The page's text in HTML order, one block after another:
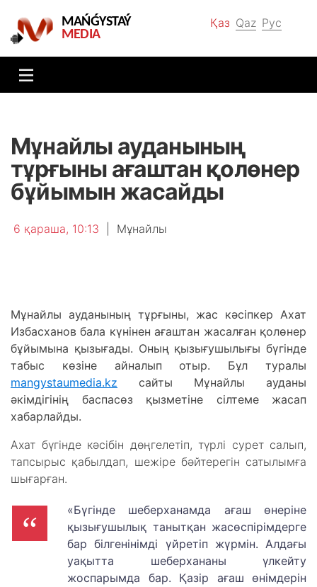
Қаз Qaz Рус
MAŃǴYSTAÝ
MEDIA
Мұнайлы ауданының
тұрғыны ағаштан қолөнер
бұйымын жасайды
6 қараша, 10:13 Мұнайлы
Мұнайлы ауданының тұрғыны, жас кәсіпкер Ахат
Избасханов бала күнінен ағаштан жасалған қолөнер
бұйымына қызығады. Оның қызығушылығы бүгінде
табыс көзіне айналып отыр. Бұл туралы
mangystaumedia.kz сайты Мұнайлы ауданы
әкімдігінің баспасөз қызметіне сілтеме жасап
хабарлайды.
Ахат бүгінде кәсібін дөңгелетіп, түрлі сурет салып,
тапсырыс қабылдап, шежіре бәйтерегін сатылымға
шығарған.
«Бүгінде шеберханамда ағаш өнеріне
қызығушылық танытқан жасөспірімдерге
бар білгенінімді үйретіп жүрмін. Алдағы
уақытта шеберхананы үлкейту
жоспарымда бар. Қазір ағаш өнімдерін